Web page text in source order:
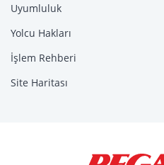
Uyumluluk
Yolcu Hakları
İşlem Rehberi
Site Haritası